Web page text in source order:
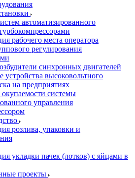
автоматизированного
рабочего места оператора
регулирования
синхронных двигателей
устройства высоковольтного
на предприятиях
окупаемости системы
управления
розлива, упаковки и
укладки пачек (лотков) с яйцами в
проекты